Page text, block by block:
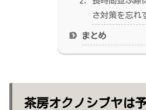
さ対策を忘れ
まとめ
茶房オクノシブヤは